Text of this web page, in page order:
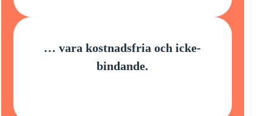
… vara kostnadsfria och icke-
bindande.